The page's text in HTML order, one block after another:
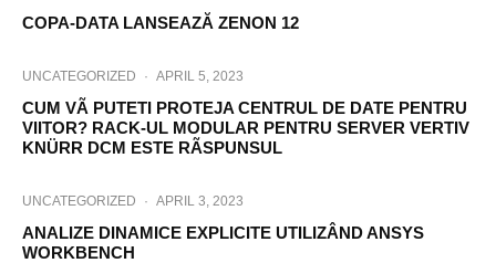
COPA-DATA LANSEAZĂ ZENON 12
UNCATEGORIZED · APRIL 5, 2023
CUM VÃ PUTETI PROTEJA CENTRUL DE DATE PENTRU
VIITOR? RACK-UL MODULAR PENTRU SERVER VERTIV
KNÜRR DCM ESTE RÃSPUNSUL
UNCATEGORIZED · APRIL 3, 2023
ANALIZE DINAMICE EXPLICITE UTILIZÂND ANSYS
WORKBENCH